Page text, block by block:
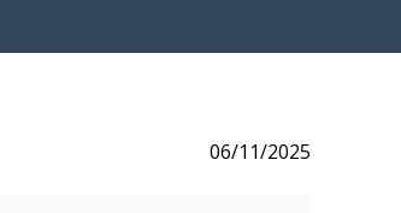
06/11/2025